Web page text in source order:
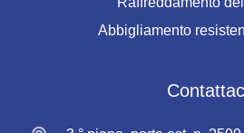
Abbigliamento